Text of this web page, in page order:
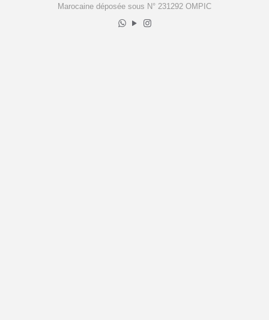
Marocaine déposée sous N° 231292 OMPIC